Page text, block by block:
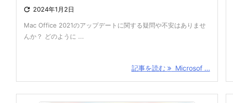
 2024年1月2日
Mac Office 2021のアップデートに関する疑問や不安はありませ
んか？ どのように ...
記事を読む Microsof ...